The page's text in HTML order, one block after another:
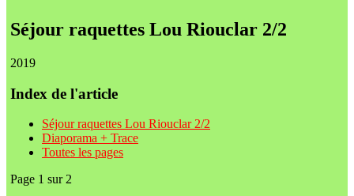
Séjour raquettes Lou Riouclar 2/2
2019
Index de l'article
Séjour raquettes Lou Riouclar 2/2
Diaporama + Trace
Toutes les pages
Page 1 sur 2